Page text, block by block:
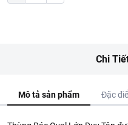
Chi
Mô tả sản phẩm Đặc